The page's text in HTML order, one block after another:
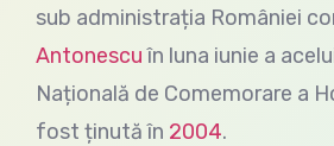
sub administrația României
Antonescuîn luna iunie a
Națională de Comemorare a
fost ținută în 2004.